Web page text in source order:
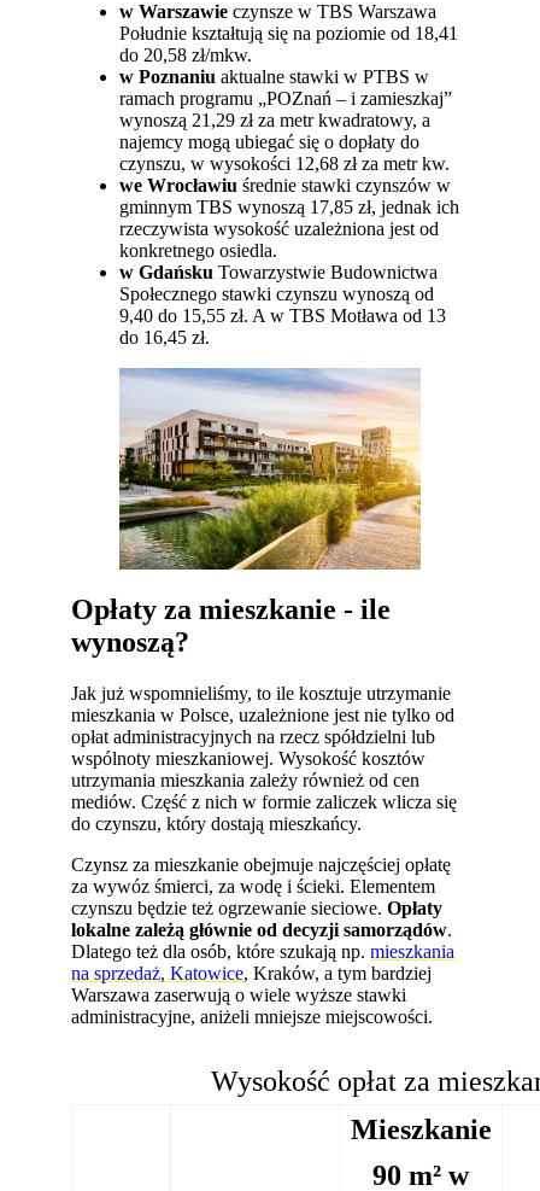
w Warszawie czynsze w TBS Warszawa
Południe kształtują się na poziomie od 18,41
do 20,58 zł/mkw.
w Poznaniu aktualne stawki w PTBS w
ramach programu „POZnań – i zamieszkaj”
wynoszą 21,29 zł za metr kwadratowy, a
najemcy mogą ubiegać się o dopłaty do
czynszu, w wysokości 12,68 zł za metr kw.
we Wrocławiu średnie stawki czynszów w
gminnym TBS wynoszą 17,85 zł, jednak ich
rzeczywista wysokość uzależniona jest od
konkretnego osiedla.
w GdańskuTowarzystwie Budownictwa
Społecznego stawki czynszu wynoszą od
9,40 do 15,55 zł. A w TBS Motława od 13
do 16,45 zł.
Opłaty za mieszkanie - ile
wynoszą?
Jak już wspomnieliśmy, to ile kosztuje utrzymanie
mieszkania w Polsce, uzależnione jest nie tylko od
opłat administracyjnych na rzecz spółdzielni lub
wspólnoty mieszkaniowej. Wysokość kosztów
utrzymania mieszkania zależy również od cen
mediów. Część z nich w formie zaliczek wlicza się
do czynszu, który dostają mieszkańcy.
Czynsz za mieszkanie obejmuje najczęściej opłatę
za wywóz śmierci, za wodę i ścieki. Elementem
czynszu będzie też ogrzewanie sieciowe.Opłaty
lokalne zależą głównie od decyzji samorządów.
Dlatego też dla osób, które szukają np.mieszkania
na sprzedaż, Katowice, Kraków, a tym bardziej
Warszawa zaserwują o wiele wyższe stawki
administracyjne, aniżeli mniejsze miejscowości.
Wysokość opłat za
Mieszkanie
90 m² w